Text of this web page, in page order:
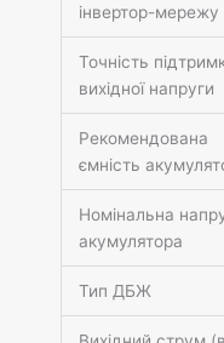
інвертор-мережу
Точність
вихідної напруги
Рекомендована
ємність
Номінальна
акумулятора
Тип ДБЖ